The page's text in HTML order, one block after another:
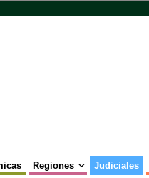
Regiones Judiciales